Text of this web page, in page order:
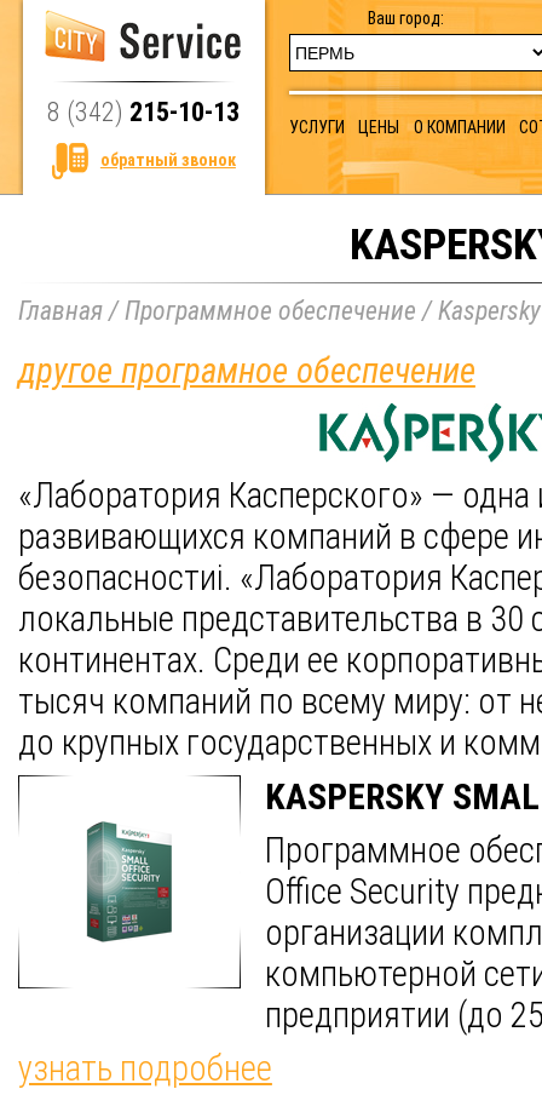
8 (342) 215-10-13
обратный звонок
Ваш город:
УСЛУГИ ЦЕНЫ О КОМПАНИИ
Главная/Программное обеспечение /Kaspersky
другое програмное обеспечение
«Лаборатория Касперского» —
развивающихся компаний в сфере
безопасностиi. «Лаборатория
локальные представительства в 30
континентах. Среди ее
тысяч компаний по всему миру: от
до крупных государственных и
KASPERSKY
Программное
Office Security
организации
компьютерной
предприятии (до
узнать подробнее